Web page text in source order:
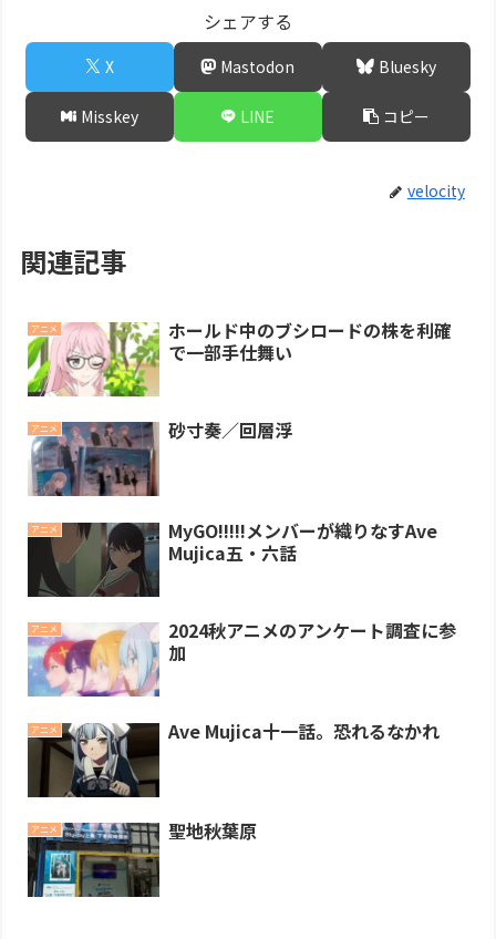
シェアする
X Mastodon Bluesky
Misskey LINE コピー
velocity
関連記事
アニメ
ホールド中のブシロードの株を利確
で一部手仕舞い
アニメ 砂寸奏／回層浮
アニメ
MyGO!!!!!メンバーが織りなすAve
Mujica五・六話
アニメ
2024秋アニメのアンケート調査に参
加
アニメ Ave Mujica十一話。恐れるなかれ
アニメ 聖地秋葉原